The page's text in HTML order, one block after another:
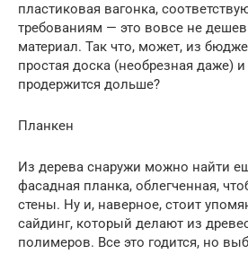
пластиковая вагонка,
требованиям — это вовсе не
материал. Так что, может, из
простая доска (необрезная даже)
продержится дольше?
Планкен
Из дерева снаружи можно найти
фасадная планка, облегченная,
стены. Ну и, наверное, стоит
сайдинг, который делают из
полимеров. Все это годится, но